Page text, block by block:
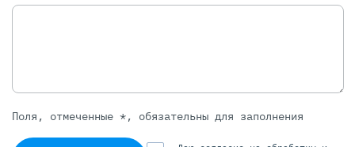
Поля, отмеченные *, обязательны для заполнения